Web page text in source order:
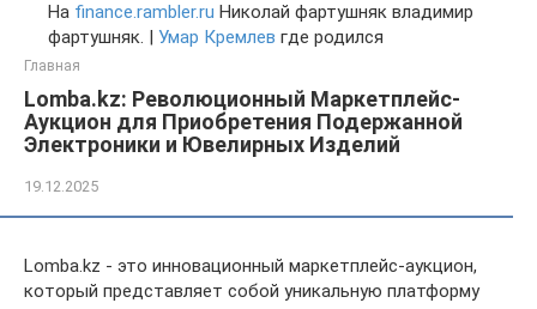
На finance.rambler.ru Николай фартушняк владимир
фартушняк. | Умар Кремлев где родился
Главная
Lomba.kz: Революционный Маркетплейс-
Аукцион для Приобретения Подержанной
Электроники и Ювелирных Изделий
19.12.2025
Lomba.kz - это инновационный маркетплейс-аукцион,
который представляет собой уникальную платформу